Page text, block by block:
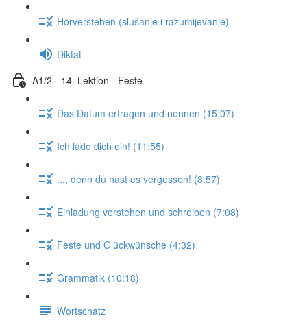
Hörverstehen (slušanje i razumijevanje)
Diktat
A1/2 - 14. Lektion - Feste
Das Datum erfragen und nennen (15:07)
Ich lade dich ein! (11:55)
..., denn du hast es vergessen! (8:57)
Einladung verstehen und schreiben (7:08)
Feste und Glückwünsche (4:32)
Grammatik (10:18)
Wortschatz